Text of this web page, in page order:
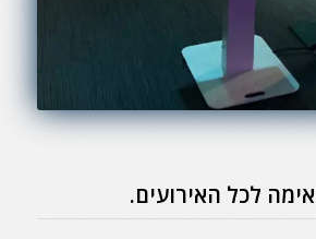
לכל האירועים.